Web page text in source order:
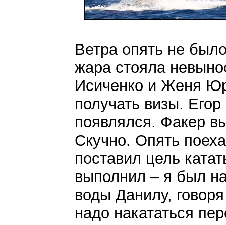
Ветра опять не
жара стояла
Исиченко и Женя
получать визы.
появлялся. Факер
Скучно. Опять
поставил цель
выполнил – я был
воды Данилу,
надо накататься